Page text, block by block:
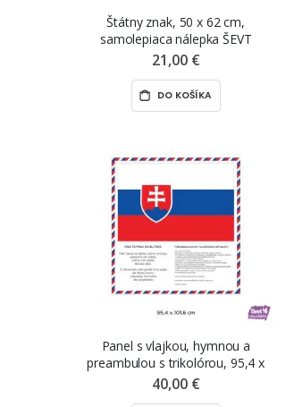
Štátny znak, 50 x 62 cm,
samolepiaca nálepka ŠEVT
samolepka
21,00 €
DO KOŠÍKA
Panel s vlajkou, hymnou a
preambulou s trikolórou, 95,4 x
101,6 cm, samolepiaca nálepka
ŠEVT samolepka
40,00 €